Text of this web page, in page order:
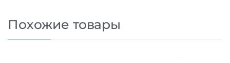
Похожие товары